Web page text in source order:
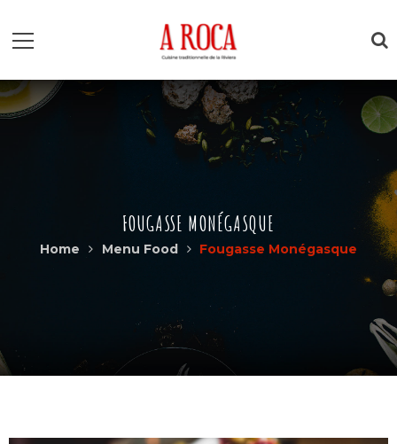
FOUGASSE MONÉGASQUE
Home Menu Food Fougasse Monégasque